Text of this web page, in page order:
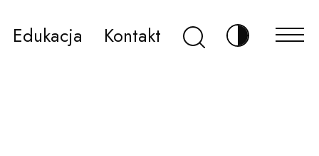
Edukacja Kontakt SzukajZmień